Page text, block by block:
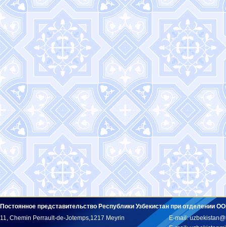
Постоянное представительство Республики Узбекистан при отделении
11, Chemin Perrault-de-Jotemps,1217 Meyrin
E-mail: